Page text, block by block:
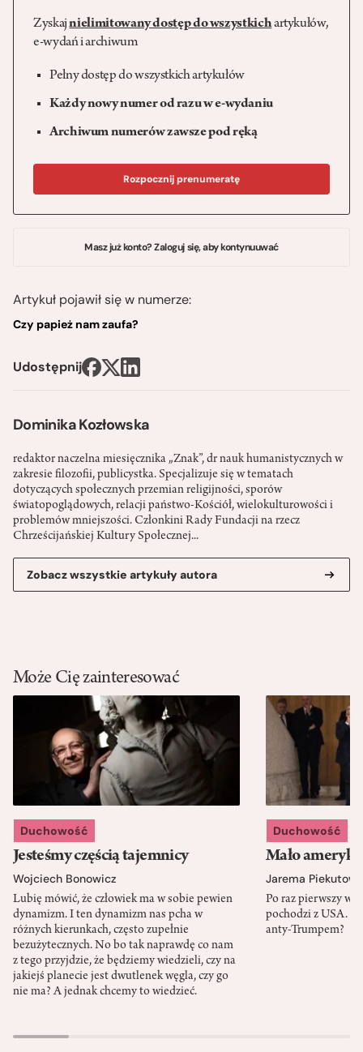
Dominika Kozłowska
redaktor naczelna miesięcznika „Znak”, dr nauk humanistycznych w
zakresie filozofii, publicystka. Specjalizuje się w tematach
dotyczących społecznych przemian religijności, sporów
światopoglądowych, relacji państwo-­Kościół, wielokulturowości i
problemów mniejszości. Członkini Rady Fundacji na rzecz
Chrześcijańskiej Kultury Społecznej...
Zobacz wszystkie artykuły autora
Zyskajnielimitowany dostęp do wszystkichartykułów,
e-wydań i archiwum
Pełny dostęp do wszystkich artykułów
Każdy nowy numer od razu w e-wydaniu
Archiwum numerów zawsze pod ręką
Rozpocznij prenumeratę
Masz już konto? Zaloguj się, aby kontynuuwać
Artykuł pojawił się w numerze:
Czy papież nam zaufa?
Udostępnij
Może Cię zainteresować
Duchowość
Jesteśmy częścią tajemnicy
Wojciech Bonowicz
Lubię mówić, że człowiek ma w sobie pewien
dynamizm. I ten dynamizm nas pcha w
różnych kierunkach, często zupełnie
bezużytecznych. No bo tak naprawdę co nam
z tego przyjdzie, że będziemy wiedzieli, czy na
jakiejś planecie jest dwutlenek węgla, czy go
nie ma? A jednak chcemy to wiedzieć.
Duchowość
Mało
Jarema
Po raz pierwszy w
pochodzi z USA.
anty-Trumpem?